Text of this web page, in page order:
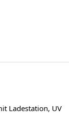
Ladestation, UV